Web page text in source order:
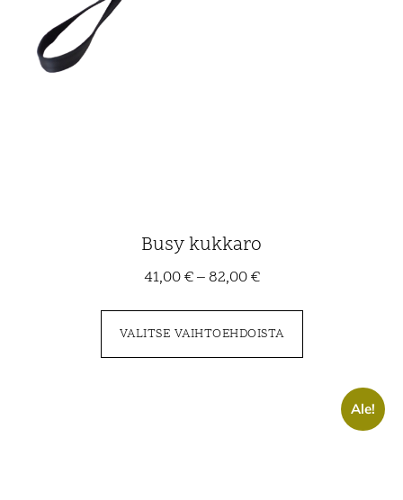
Busy kukkaro
41,00€– 82,00€
VALITSE VAIHTOEHDOISTA
Ale!